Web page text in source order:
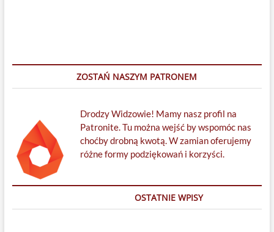
ZOSTAŃ NASZYM PATRONEM
Drodzy Widzowie! Mamy nasz profil na
Patronite. Tu można wejść by wspomóc nas
choćby drobną kwotą. W zamian oferujemy
różne formy podziękowań i korzyści.
OSTATNIE WPISY